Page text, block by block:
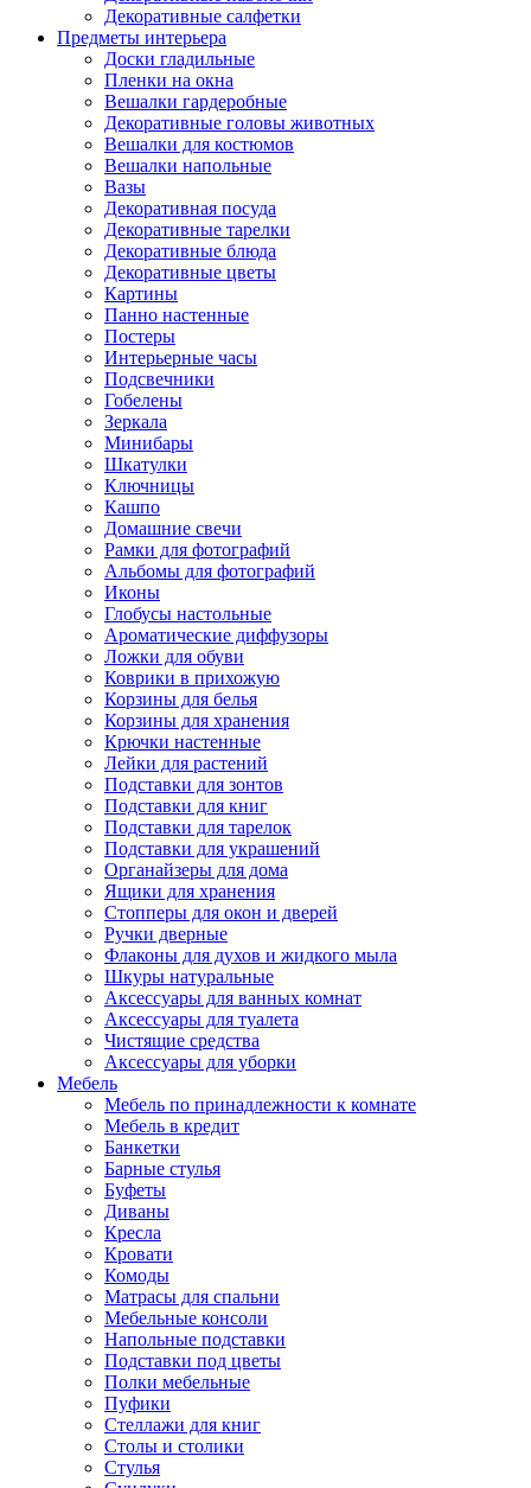
Декоративные салфетки
Предметы интерьера
Доски гладильные
Пленки на окна
Вешалки гардеробные
Декоративные головы животных
Вешалки для костюмов
Вешалки напольные
Вазы
Декоративная посуда
Декоративные тарелки
Декоративные блюда
Декоративные цветы
Картины
Панно настенные
Постеры
Интерьерные часы
Подсвечники
Гобелены
Зеркала
Минибары
Шкатулки
Ключницы
Кашпо
Домашние свечи
Рамки для фотографий
Альбомы для фотографий
Иконы
Глобусы настольные
Ароматические диффузоры
Ложки для обуви
Коврики в прихожую
Корзины для белья
Корзины для хранения
Крючки настенные
Лейки для растений
Подставки для зонтов
Подставки для книг
Подставки для тарелок
Подставки для украшений
Органайзеры для дома
Ящики для хранения
Стопперы для окон и дверей
Ручки дверные
Флаконы для духов и жидкого мыла
Шкуры натуральные
Аксессуары для ванных комнат
Аксессуары для туалета
Чистящие средства
Аксессуары для уборки
Мебель
Мебель по принадлежности к комнате
Мебель в кредит
Банкетки
Барные стулья
Буфеты
Диваны
Кресла
Кровати
Комоды
Матрасы для спальни
Мебельные консоли
Напольные подставки
Подставки под цветы
Полки мебельные
Пуфики
Стеллажи для книг
Столы и столики
Стулья